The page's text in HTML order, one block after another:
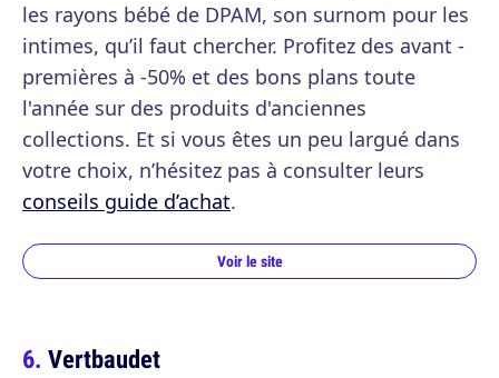
les rayons bébé de DPAM, son surnom pour les
intimes, qu’il faut chercher. Profitez des avant -
premières à -50% et des bons plans toute
l'année sur des produits d'anciennes
collections. Et si vous êtes un peu largué dans
votre choix, n’hésitez pas à consulter leurs
conseils guide d’achat.
Voir le site
Vertbaudet